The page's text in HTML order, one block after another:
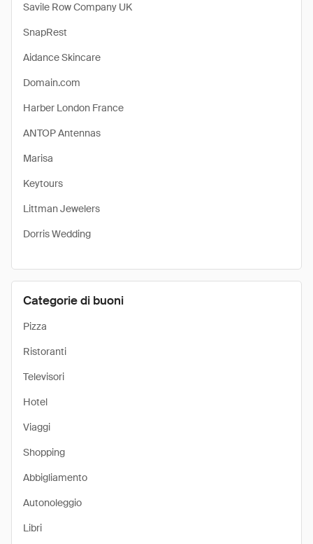
Savile Row Company UK
SnapRest
Aidance Skincare
Domain.com
Harber London France
ANTOP Antennas
Marisa
Keytours
Littman Jewelers
Dorris Wedding
Categorie di buoni
Pizza
Ristoranti
Televisori
Hotel
Viaggi
Shopping
Abbigliamento
Autonoleggio
Libri